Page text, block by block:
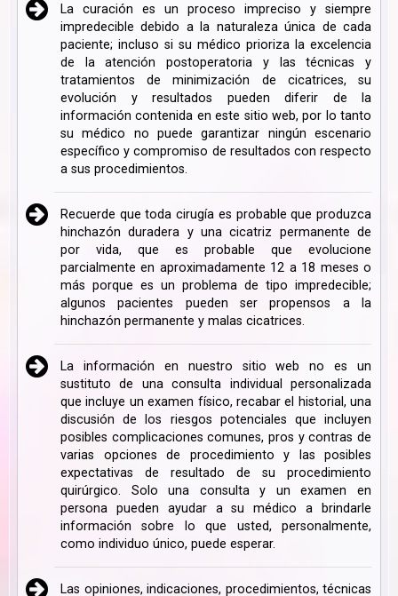
La curación es un proceso impreciso y siempre
impredecible debido a la naturaleza única de cada
paciente; incluso si su médico prioriza la excelencia
de la atención postoperatoria y las técnicas y
tratamientos de minimización de cicatrices, su
evolución y resultados pueden diferir de la
información contenida en este sitio web, por lo tanto
su médico no puede garantizar ningún escenario
específico y compromiso de resultados con respecto
a sus procedimientos.
Recuerde que toda cirugía es probable que produzca
hinchazón duradera y una cicatriz permanente de
por vida, que es probable que evolucione
parcialmente en aproximadamente 12 a 18 meses o
más porque es un problema de tipo impredecible;
algunos pacientes pueden ser propensos a la
hinchazón permanente y malas cicatrices.
La información en nuestro sitio web no es un
sustituto de una consulta individual personalizada
que incluye un examen físico, recabar el historial, una
discusión de los riesgos potenciales que incluyen
posibles complicaciones comunes, pros y contras de
varias opciones de procedimiento y las posibles
expectativas de resultado de su procedimiento
quirúrgico. Solo una consulta y un examen en
persona pueden ayudar a su médico a brindarle
información sobre lo que usted, personalmente,
como individuo único, puede esperar.
Las opiniones, indicaciones, procedimientos, técnicas